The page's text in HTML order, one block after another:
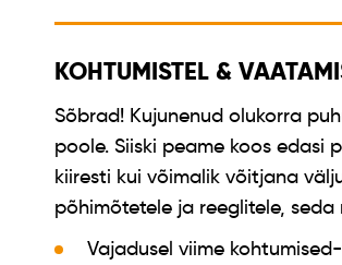
KOHTUMISTEL &
Sõbrad! Kujunenud olukorra
poole. Siiski peame koos edasi
kiiresti kui võimalik võitjana
põhimõtetele ja reeglitele,
Vajadusel viime